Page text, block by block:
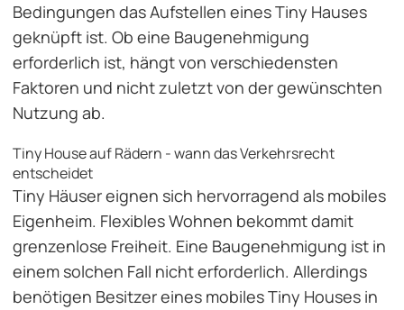
Bedingungen das Aufstellen eines Tiny Hauses
geknüpft ist. Ob eine Baugenehmigung
erforderlich ist, hängt von verschiedensten
Faktoren und nicht zuletzt von der gewünschten
Nutzung ab.
Tiny House auf Rädern - wann das Verkehrsrecht
entscheidet
Tiny Häuser eignen sich hervorragend als mobiles
Eigenheim. Flexibles Wohnen bekommt damit
grenzenlose Freiheit. Eine Baugenehmigung ist in
einem solchen Fall nicht erforderlich. Allerdings
benötigen Besitzer eines mobiles Tiny Houses in